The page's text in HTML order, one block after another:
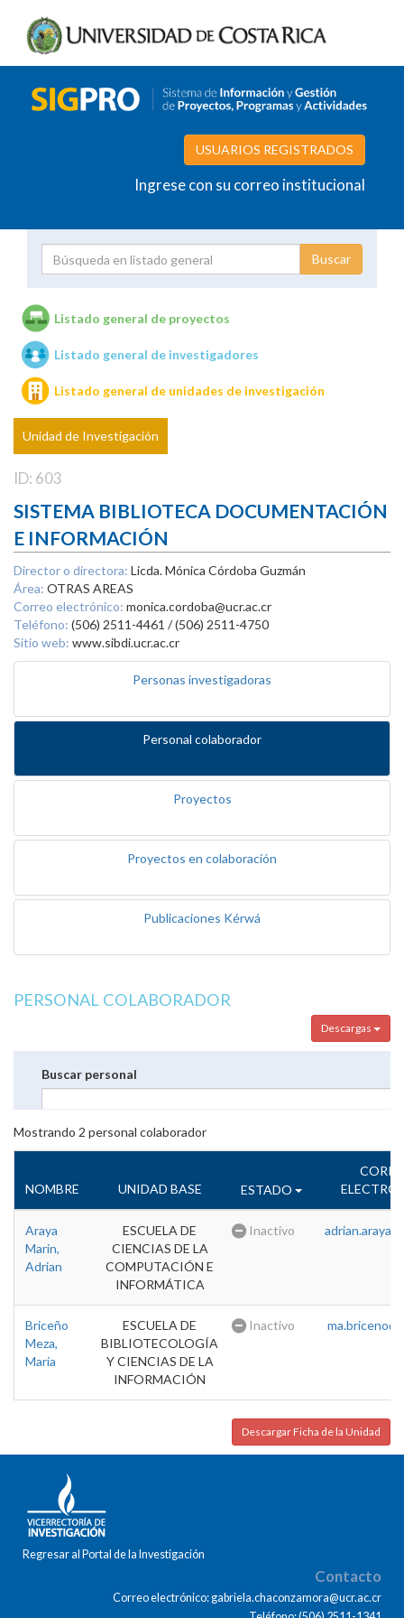
USUARIOS REGISTRADOS
Ingrese con su correo institucional
Unidades de investigación
Listado general de proyectos
Listado general de investigadores
Listado general de unidades de investigación
Unidad de Investigación
ID: 603
SISTEMA BIBLIOTECA DOCUMENTACIÓN
E INFORMACIÓN
Director o directora: Licda. Mónica Córdoba Guzmán
Área: OTRAS AREAS
Correo electrónico: monica.cordoba@ucr.ac.cr
Teléfono: (506) 2511-4461 / (506) 2511-4750
Sitio web: www.sibdi.ucr.ac.cr
Personas investigadoras
Personal colaborador
Proyectos
Proyectos en colaboración
Publicaciones Kérwá
PERSONAL COLABORADOR
Descargas
Buscar personal
Mostrando 2 personal colaborador
NOMBRE UNIDAD BASE ESTADO
Araya
Marin,
Adrian
ESCUELA DE
CIENCIAS DE LA
COMPUTACIÓN E
INFORMÁTICA
Inactivo
Briceño
Meza,
Maria
ESCUELA DE
BIBLIOTECOLOGÍA
Y CIENCIAS DE LA
INFORMACIÓN
Inactivo
Descargar Ficha de la Unidad
Regresar al Portal de la Investigación
Contacto
Correo electrónico: gabriela.chaconzamora@ucr.ac.cr